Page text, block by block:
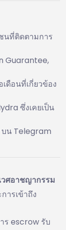
นที่ติดตามการ
Guarantee,
ดือนที่เกี่ยวข้อง
ซึ่งเคยเป็น
น Telegram
ศอาชญากรรม
ารเข้าถึง
ร escrow รับ